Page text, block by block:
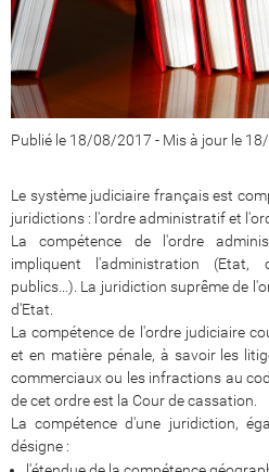
Publié le 18/08/2017 - Mis à jour le
Le système judiciaire français est
juridictions : l'ordre administratif et
La compétence de l'ordre
impliquent l'administration (Etat,
publics…). La juridiction suprême de
d'Etat.
La compétence de l'ordre judiciaire
et en matière pénale, à savoir les
commerciaux ou les infractions au
de cet ordre est la Cour de cassation.
La compétence d'une juridiction,
désigne :